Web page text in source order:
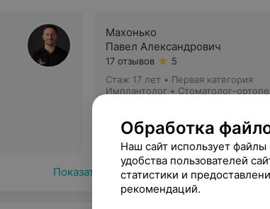
Махонько
Павел Александрович
17 отзывов
5
Стаж 17 лет • Первая категория
Имплантолог • Стоматолог-
Записаться
Показать ещё
Обработка
Наш сайт использует
удобства пользователей
статистики и
рекомендаций.